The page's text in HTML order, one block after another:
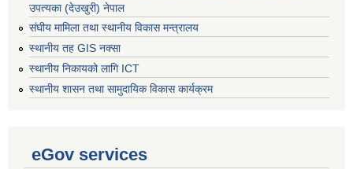
उपत्यका (देउखुरी) नेपाल
संघीय मामिला तथा स्थानीय विकास मन्त्रालय
स्थानीय तह GIS नक्सा
स्थानीय निकायको लागि ICT
स्थानीय शासन तथा सामुदायिक विकास कार्यक्रम
eGov services